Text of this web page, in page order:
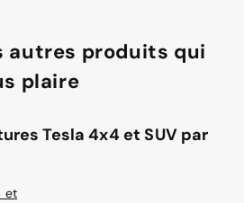
autres produits qui
plaire
Tesla 4x4 et SUV par
et